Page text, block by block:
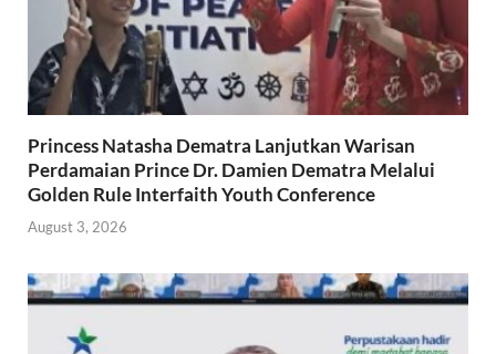
Princess Natasha Dematra Lanjutkan Warisan
Perdamaian Prince Dr. Damien Dematra Melalui
Golden Rule Interfaith Youth Conference
August 3, 2026